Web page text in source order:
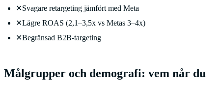
✕Svagare retargeting jämfört med Meta
✕Lägre ROAS (2,1–3,5x vs Metas 3–4x)
✕Begränsad B2B-targeting
Målgrupper och demografi: vem når du